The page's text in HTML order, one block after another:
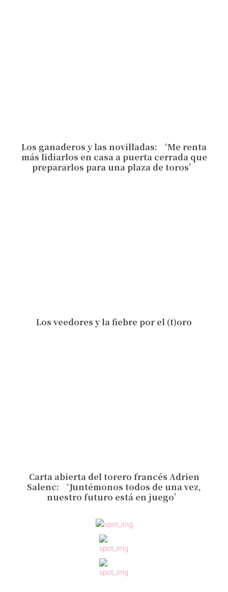
Los ganaderos y las novilladas: ‘Me renta
más lidiarlos en casa a puerta cerrada que
prepararlos para una plaza de toros’
Los veedores y la fiebre por el (t)oro
Carta abierta del torero francés Adrien
Salenc: ‘Juntémonos todos de una vez,
nuestro futuro está en juego’